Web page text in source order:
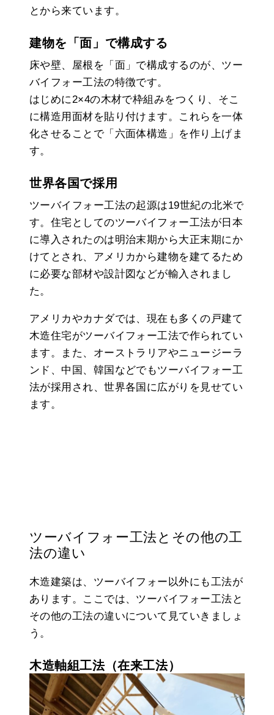
とから来ています。
建物を「面」で構成する
床や壁、屋根を「面」で構成するのが、ツー
バイフォー工法の特徴です。
はじめに2×4の木材で枠組みをつくり、そこ
に構造用面材を貼り付けます。これらを一体
化させることで「六面体構造」を作り上げま
す。
世界各国で採用
ツーバイフォー工法の起源は19世紀の北米で
す。住宅としてのツーバイフォー工法が日本
に導入されたのは明治末期から大正末期にか
けてとされ、アメリカから建物を建てるため
に必要な部材や設計図などが輸入されまし
た。
アメリカやカナダでは、現在も多くの戸建て
木造住宅がツーバイフォー工法で作られてい
ます。また、オーストラリアやニュージーラ
ンド、中国、韓国などでもツーバイフォー工
法が採用され、世界各国に広がりを見せてい
ます。
ツーバイフォー工法とその他の工
法の違い
木造建築は、ツーバイフォー以外にも工法が
あります。ここでは、ツーバイフォー工法と
その他の工法の違いについて見ていきましょ
う。
木造軸組工法（在来工法）